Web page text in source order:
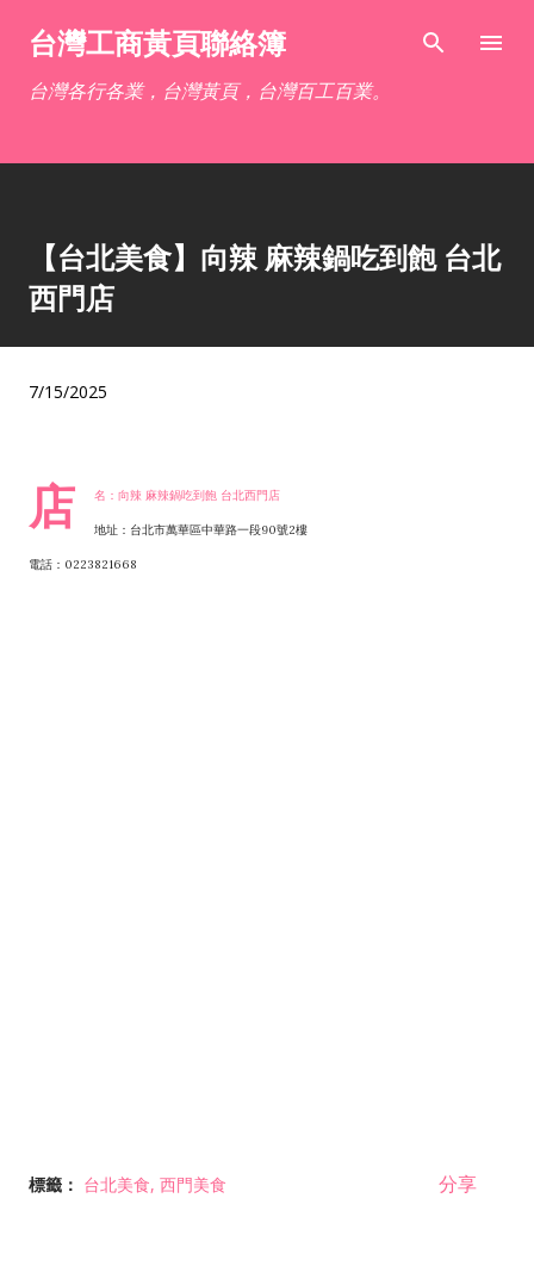
跳到主要內容
台灣工商黃頁聯絡簿
台灣各行各業，台灣黃頁，台灣百工百業。
【台北美食】向辣 麻辣鍋吃到飽 台北
西門店
7/15/2025
店 名：向辣 麻辣鍋吃到飽 台北西門店
地址：台北市萬華區中華路一段90號2樓
電話：0223821668
標籤： 台北美食 西門美食 分享